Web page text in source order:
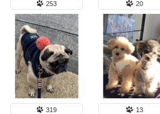
253 20
319 13